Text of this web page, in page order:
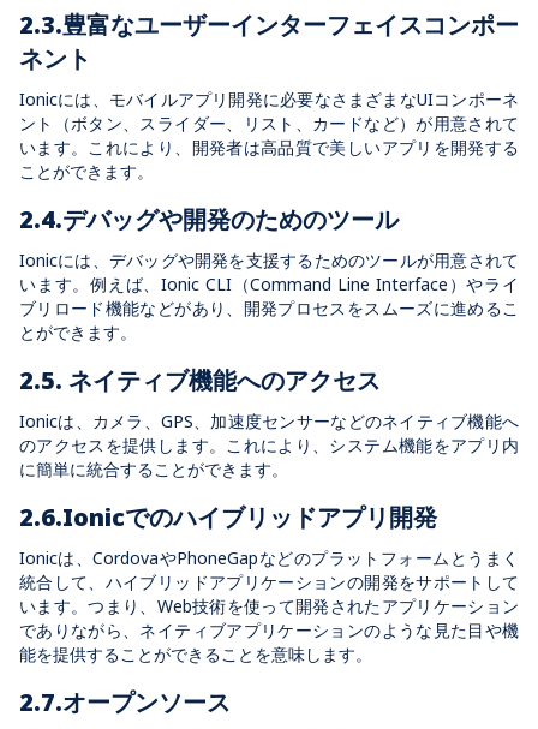
2.3.豊富なユーザーインターフェイスコンポー
ネント
Ionicには、モバイルアプリ開発に必要なさまざまなUIコンポーネ
ント（ボタン、スライダー、リスト、カードなど）が用意されて
います。これにより、開発者は高品質で美しいアプリを開発する
ことができます。
2.4.デバッグや開発のためのツール
Ionicには、デバッグや開発を支援するためのツールが用意されて
います。例えば、Ionic CLI（Command Line Interface）やライ
ブリロード機能などがあり、開発プロセスをスムーズに進めるこ
とができます。
2.5. ネイティブ機能へのアクセス
Ionicは、カメラ、GPS、加速度センサーなどのネイティブ機能へ
のアクセスを提供します。これにより、システム機能をアプリ内
に簡単に統合することができます。
2.6.Ionicでのハイブリッドアプリ開発
Ionicは、CordovaやPhoneGapなどのプラットフォームとうまく
統合して、ハイブリッドアプリケーションの開発をサポートして
います。つまり、Web技術を使って開発されたアプリケーション
でありながら、ネイティブアプリケーションのような見た目や機
能を提供することができることを意味します。
2.7.オープンソース